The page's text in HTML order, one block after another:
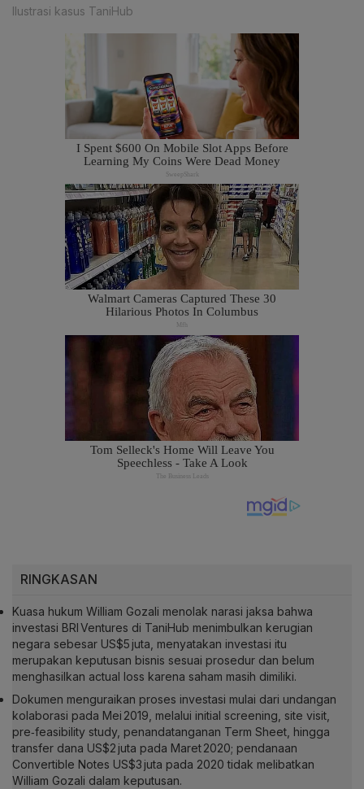
Ilustrasi kasus TaniHub
RINGKASAN
Kuasa hukum William Gozali menolak narasi jaksa bahwa
investasi BRI Ventures di TaniHub menimbulkan kerugian
negara sebesar US$5 juta, menyatakan investasi itu
merupakan keputusan bisnis sesuai prosedur dan belum
menghasilkan actual loss karena saham masih dimiliki.
Dokumen menguraikan proses investasi mulai dari undangan
kolaborasi pada Mei 2019, melalui initial screening, site visit,
pre‑feasibility study, penandatanganan Term Sheet, hingga
transfer dana US$2 juta pada Maret 2020; pendanaan
Convertible Notes US$3 juta pada 2020 tidak melibatkan
William Gozali dalam keputusan.